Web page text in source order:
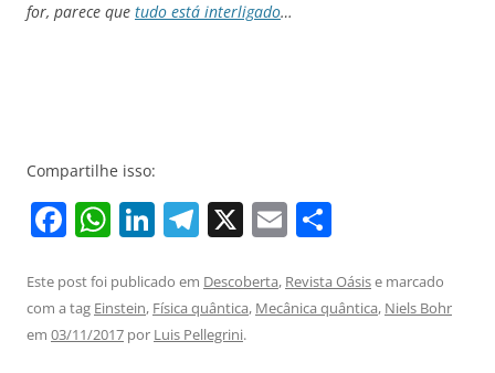
for, parece que tudo está interligado…
Compartilhe isso:
F
c
e
W
at
s
Li
k
e
T
e
gr
X E
ai
l
ar
e
Este post foi publicado em Descoberta, Revista Oásise marcado
com a tag Einstein, Física quântica, Mecânica quântica, Niels Bohr
em 03/11/2017 por Luis Pellegrini.